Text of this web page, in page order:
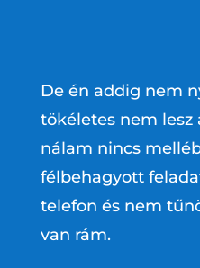
De én addig nem
tökéletes nem lesz
nálam nincs
félbehagyott
telefon és nem
van rám.